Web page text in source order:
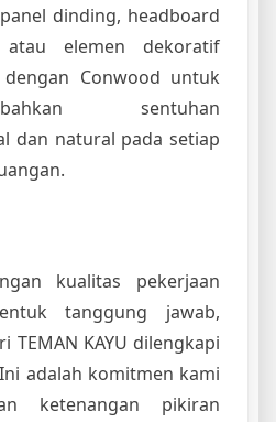
dinding, headboard
atau elemen dekoratif
dengan Conwood untuk
sentuhan
dan natural pada setiap
kualitas pekerjaan
tanggung jawab,
TEMAN KAYU dilengkapi
adalah komitmen kami
ketenangan pikiran